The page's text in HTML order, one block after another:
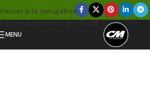
Passer à la navigation
Passer au contenu principal
MENU